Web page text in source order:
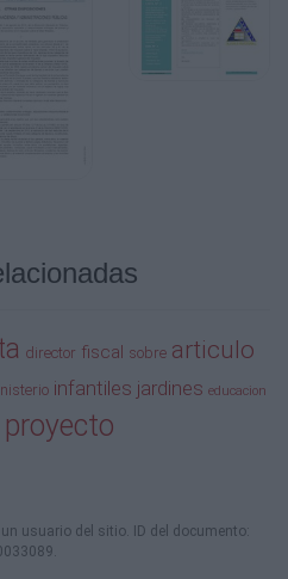
director fiscal sobre articulo
infantiles jardines educacion
proyecto
usuario del sitio. ID del documento: